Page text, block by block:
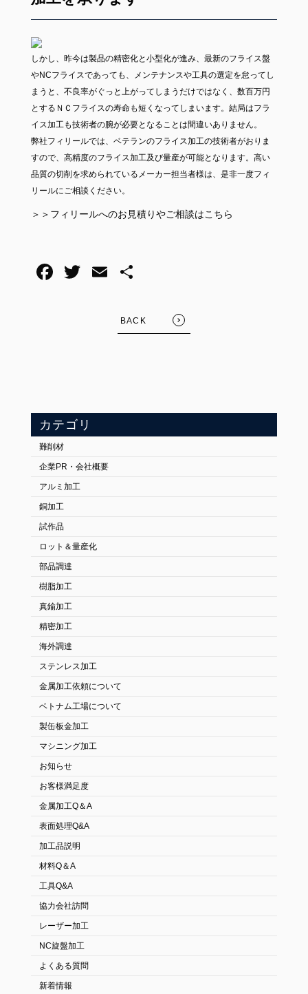
しかし、昨今は製品の精密化と小型化が進み、最新のフライス盤
やNCフライスであっても、メンテナンスや工具の選定を怠ってし
まうと、不良率がぐっと上がってしまうだけではなく、数百万円
とするＮＣフライスの寿命も短くなってしまいます。結局はフラ
イス加工も技術者の腕が必要となることは間違いありません。
弊社フィリールでは、ベテランのフライス加工の技術者がおりま
すので、高精度のフライス加工及び量産が可能となります。高い
品質の切削を求められているメーカー担当者様は、是非一度フィ
リールにご相談ください。
＞＞ フィリールへのお見積りやご相談はこちら
BACK
カテゴリ
難削材
企業PR・会社概要
アルミ加工
銅加工
試作品
ロット＆量産化
部品調達
樹脂加工
真鍮加工
精密加工
海外調達
ステンレス加工
金属加工依頼について
ベトナム工場について
製缶板金加工
マシニング加工
お知らせ
お客様満足度
金属加工Q＆A
表面処理Q&A
加工品説明
材料Q＆A
工具Q&A
協力会社訪問
レーザー加工
NC旋盤加工
よくある質問
新着情報